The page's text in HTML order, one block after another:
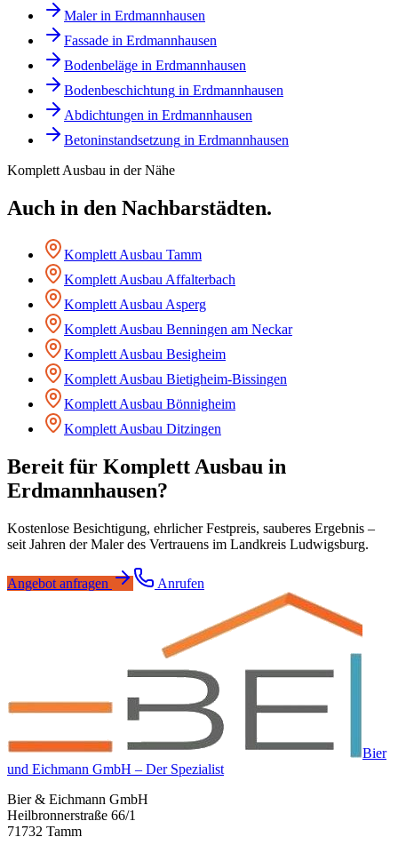
Malerin Erdmannhausen
Fassade in Erdmannhausen
Bodenbeläge in Erdmannhausen
Bodenbeschichtung in Erdmannhausen
Abdichtungen in Erdmannhausen
Betoninstandsetzung in Erdmannhausen
Komplett Ausbau in der Nähe
Auch in den Nachbarstädten.
Komplett Ausbau Tamm
Komplett Ausbau Affalterbach
Komplett Ausbau Asperg
Komplett Ausbau Benningen am Neckar
Komplett Ausbau Besigheim
Komplett Ausbau Bietigheim-Bissingen
Komplett Ausbau Bönnigheim
Komplett Ausbau Ditzingen
Bereit für Komplett Ausbau in
Erdmannhausen?
Kostenlose Besichtigung, ehrlicher Festpreis, sauberes Ergebnis –
seit Jahren der Maler des Vertrauens im Landkreis Ludwigsburg.
Angebot anfragen Anrufen
Bier
und Eichmann GmbH – Der Spezialist
Bier & Eichmann GmbH
Heilbronnerstraße 66/1
71732 Tamm